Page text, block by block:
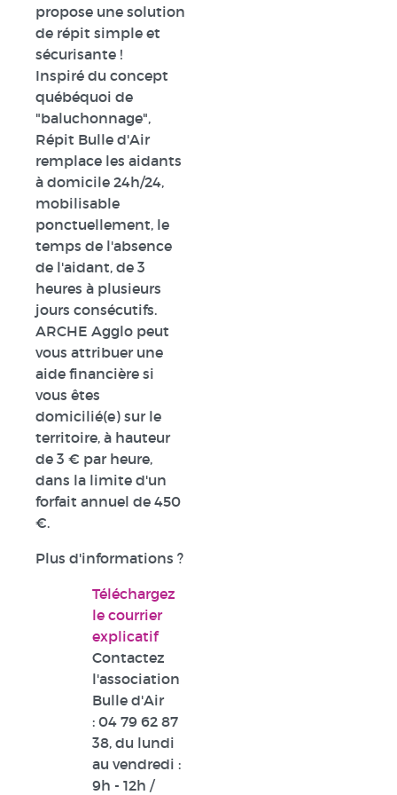
propose une solution
de répit simple et
sécurisante !
Inspiré du concept
québéquoi de
"baluchonnage",
Répit Bulle d'Air
remplace les aidants
à domicile 24h/24,
mobilisable
ponctuellement, le
temps de l'absence
de l'aidant, de 3
heures à plusieurs
jours consécutifs.
ARCHE Agglo peut
vous attribuer une
aide financière si
vous êtes
domicilié(e) sur le
territoire, à hauteur
de 3 € par heure,
dans la limite d'un
forfait annuel de 450
€.
Plus d'informations ?
Téléchargez
le courrier
explicatif
Contactez
l'association
Bulle d'Air
: 04 79 62 87
38, du lundi
au vendredi :
9h - 12h /